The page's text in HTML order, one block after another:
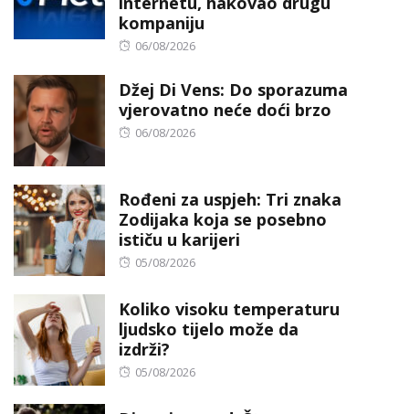
kompaniju
Posted
06/08/2026
Džej Di Vens: Do sporazuma
vjerovatno neće doći brzo
Posted
06/08/2026
Rođeni za uspjeh: Tri znaka
Zodijaka koja se posebno
ističu u karijeri
Posted
05/08/2026
Koliko visoku temperaturu
ljudsko tijelo može da
izdrži?
Posted
05/08/2026